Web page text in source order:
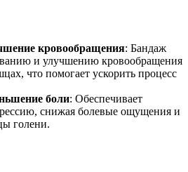
кровообращения: Бандаж
и улучшению кровообращения
что помогает ускорить процесс
боли: Обеспечивает
снижая болевые ощущения и
голени.